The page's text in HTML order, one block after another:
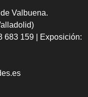
Valbuena.
683 159 | Exposición: